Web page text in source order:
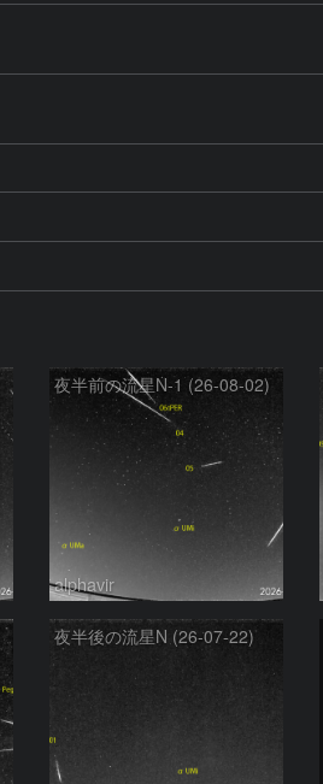
夜半前の流星N-1 (26-08-02)
alphavir
夜半後の流星N (26-07-22)